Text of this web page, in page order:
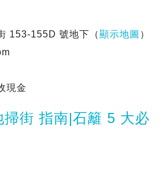
153-155D 號地下（顯示地圖 ）
現金
掃街 指南|石籬 5 大必